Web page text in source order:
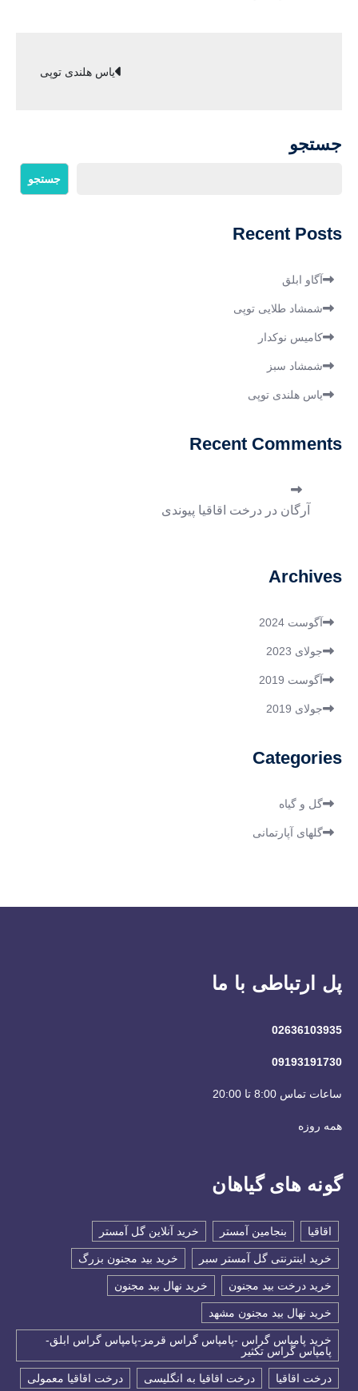
یاس هلندی توپی
جستجو
جستجو
Recent Posts
آگاو ابلق
شمشاد طلایی توپی
کامیس نوکدار
شمشاد سبز
یاس هلندی توپی
Recent Comments
آرگان در درخت اقاقیا پیوندی
Archives
آگوست 2024
جولای 2023
آگوست 2019
جولای 2019
Categories
گل و گیاه
گلهای آپارتمانی
پل ارتباطی با ما
02636103935
09193191730
ساعات تماس 8:00 تا 20:00
همه روزه
گونه های گیاهان
اقاقیا بنجامین آمستر خرید آنلاین گل آمستر
خرید اینترنتی گل آمستر سبر خرید بید مجنون بزرگ
خرید درخت بید مجنون خرید نهال بید مجنون
خرید نهال بید مجنون مشهد
خرید پامپاس گراس -پامپاس گراس قرمز-پامپاس گراس ابلق-
پامپاس گراس تکثیر
درخت اقاقیا درخت اقاقیا به انگلیسی درخت اقاقیا معمولی